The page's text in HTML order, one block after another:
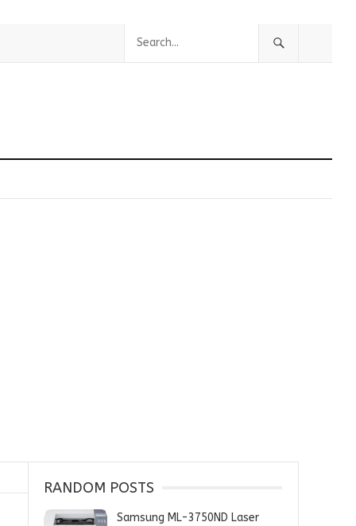
RANDOM POSTS
Samsung ML-3750ND Laser